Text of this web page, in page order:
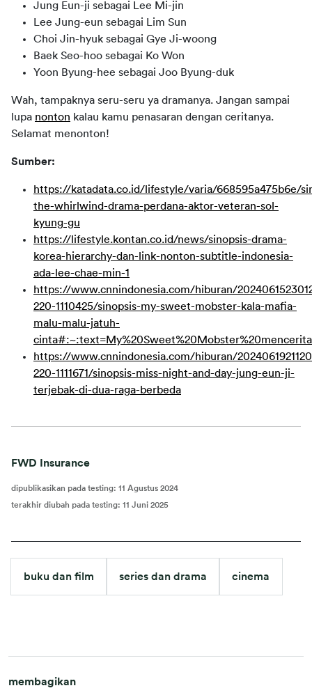
Jung Eun-ji sebagai Lee Mi-jin
Lee Jung-eun sebagai Lim Sun
Choi Jin-hyuk sebagai Gye Ji-woong
Baek Seo-hoo sebagai Ko Won
Yoon Byung-hee sebagai Joo Byung-duk
Wah, tampaknya seru-seru ya dramanya. Jangan sampai
lupa nonton kalau kamu penasaran dengan ceritanya.
Selamat menonton!
Sumber:
https://katadata.co.id/lifestyle/varia/668595a475b6e/
the-whirlwind-drama-perdana-aktor-veteran-sol-
kyung-gu
https://lifestyle.kontan.co.id/news/sinopsis-drama-
korea-hierarchy-dan-link-nonton-subtitle-indonesia-
ada-lee-chae-min-1
https://www.cnnindonesia.com/hiburan/
220-1110425/sinopsis-my-sweet-mobster-kala-mafia-
malu-malu-jatuh-
https://www.cnnindonesia.com/hiburan/
220-1111671/sinopsis-miss-night-and-day-jung-eun-ji-
terjebak-di-dua-raga-berbeda
FWD Insurance
dipublikasikan pada testing: 11 Agustus 2024
terakhir diubah pada testing: 11 Juni 2025
buku dan film series dan drama cinema
membagikan